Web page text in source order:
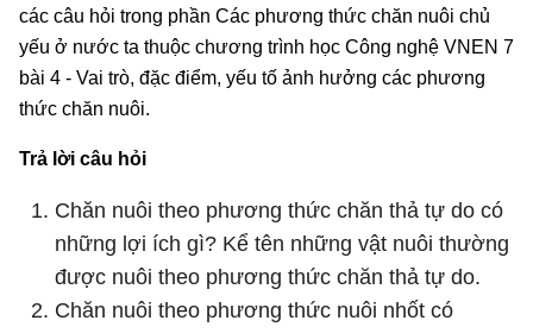
các câu hỏi trong phần Các phương thức chăn nuôi chủ
yếu ở nước ta thuộc chương trình học Công nghệ VNEN 7
bài 4 - Vai trò, đặc điểm, yếu tố ảnh hưởng các phương
thức chăn nuôi.
Trả lời câu hỏi
Chăn nuôi theo phương thức chăn thả tự do có
những lợi ích gì? Kể tên những vật nuôi thường
được nuôi theo phương thức chăn thả tự do.
Chăn nuôi theo phương thức nuôi nhốt có